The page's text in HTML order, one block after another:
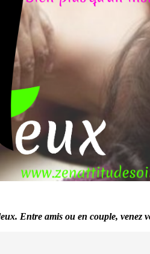
Entre amis ou en couple, venez